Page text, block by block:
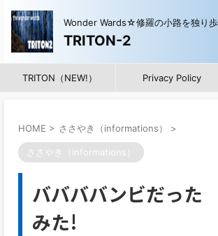
Wonder Wards☆修羅の小路を独り
TRITON-2
TRITON（NEW!） Privacy Policy
HOME > ささやき（informations） >
ささやき（informations）
ババババンビだった
みた!